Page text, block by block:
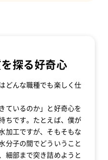
探る好奇心
どんな職種でも楽しく仕
ているのか」と好奇心を
ちです。たとえば、僕が
加工ですが、そもそもな
分子の間でどういうこと
細部まで突き詰めようと